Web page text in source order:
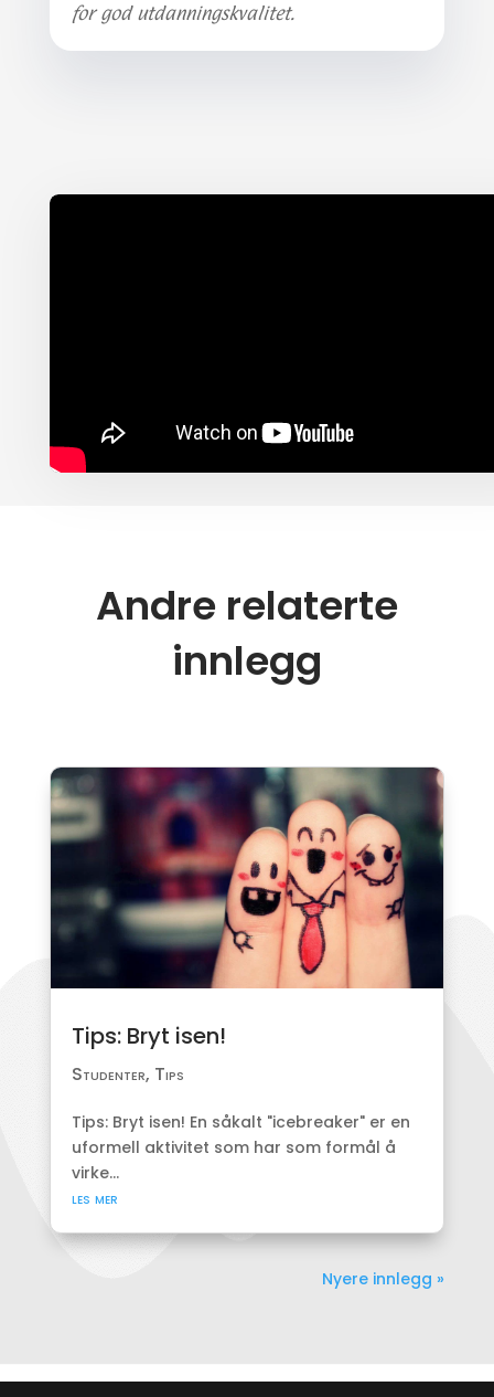
for god utdanningskvalitet.
Andre relaterte
innlegg
Tips: Bryt isen!
Studenter, Tips
Tips: Bryt isen! En såkalt "icebreaker" er en
uformell aktivitet som har som formål å
virke...
les mer
Nyere innlegg »